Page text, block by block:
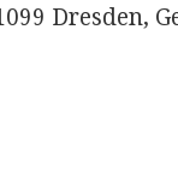
Dresden,